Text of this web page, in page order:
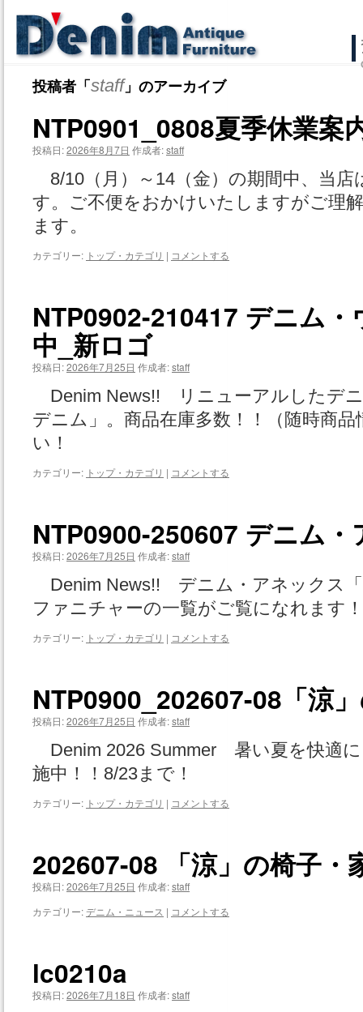
ン
へ
ス
投稿者「staff」のアーカイブ
NTP0901_0808夏季休業案
投稿日:2026年8月7日 作成者:staff
8/10（月）～14（金）の期間中、当
す。ご不便をおかけいたしますがご理
ます。
カテゴリー: トップ・カテゴリ | コメントする
NTP0902-210417 デニム
中_新ロゴ
投稿日:2026年7月25日 作成者:staff
Denim News!! リニューアルしたデ
デニム」。商品在庫多数！！（随時商
い！
カテゴリー: トップ・カテゴリ | コメントする
NTP0900-250607 デニム
投稿日:2026年7月25日 作成者:staff
Denim News!! デニム・アネックス
ファニチャーの一覧がご覧になれます
カテゴリー: トップ・カテゴリ | コメントする
NTP0900_202607-08「涼
投稿日:2026年7月25日 作成者:staff
Denim 2026 Summer 暑い夏を快適
施中！！8/23まで！
カテゴリー: トップ・カテゴリ | コメントする
202607-08 「涼」の椅子・
投稿日:2026年7月25日 作成者:staff
カテゴリー:デニム・ニュース | コメントする
lc0210a
投稿日:2026年7月18日 作成者:staff